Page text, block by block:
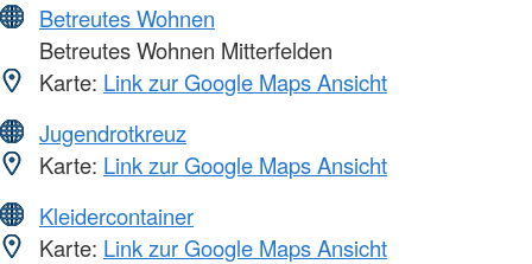
Betreutes Wohnen
Betreutes Wohnen Mitterfelden
Karte: Link zur Google Maps Ansicht
Jugendrotkreuz
Karte: Link zur Google Maps Ansicht
Kleidercontainer
Karte: Link zur Google Maps Ansicht